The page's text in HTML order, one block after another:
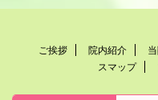
ご挨拶 院内紹介
スマップ